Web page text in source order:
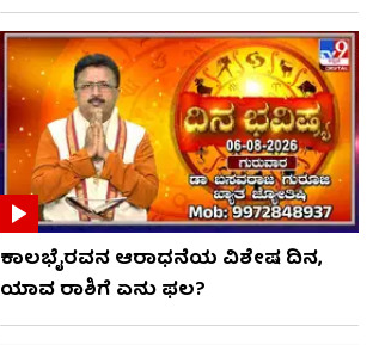
ಕಾಲಭೈರವನ ಆರಾಧನೆಯ ವಿಶೇಷ ದಿನ,
ಯಾವ ರಾಶಿಗೆ ಏನು ಫಲ?